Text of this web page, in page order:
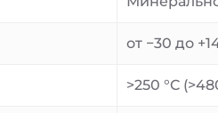
от −30 до
>250 °C